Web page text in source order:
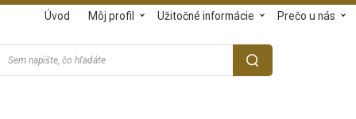
Úvod Môj profil Užitočné informácie Prečo u nás